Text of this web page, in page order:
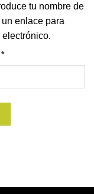
tu nombre de
enlace para
*Obligatorio